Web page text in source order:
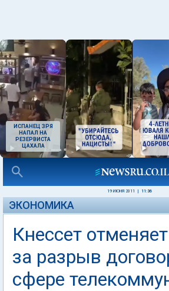
ИСПАНЕЦ ЗРЯ
НАПАЛ НА
РЕЗЕРВИСТА
ЦАХАЛА
19 ИЮНЯ 2011 11:36
ЭКОНОМИКА
Кнессет
за разрыв
сфере